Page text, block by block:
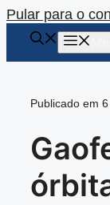
Pular para o
Publicado em